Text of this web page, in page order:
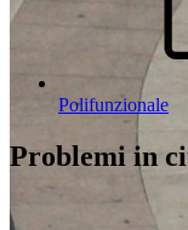
Polifunzionale
Problemi in